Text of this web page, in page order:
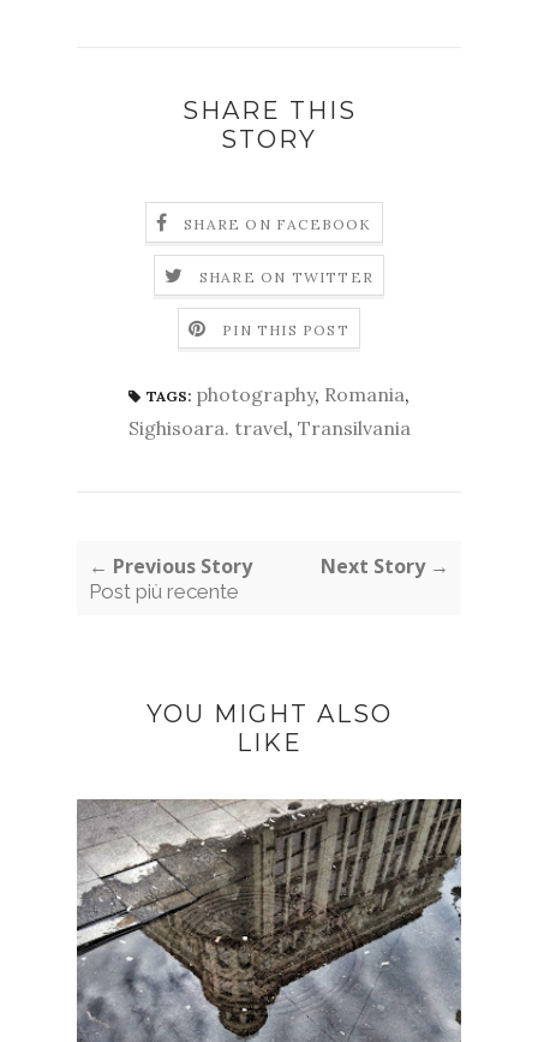
SHARE THIS
STORY
SHARE ON FACEBOOK
SHARE ON TWITTER
PIN THIS POST
TAGS: photography, Romania,
Sighisoara. travel, Transilvania
← Previous Story
Post più recente
Next Story →
YOU MIGHT ALSO
LIKE